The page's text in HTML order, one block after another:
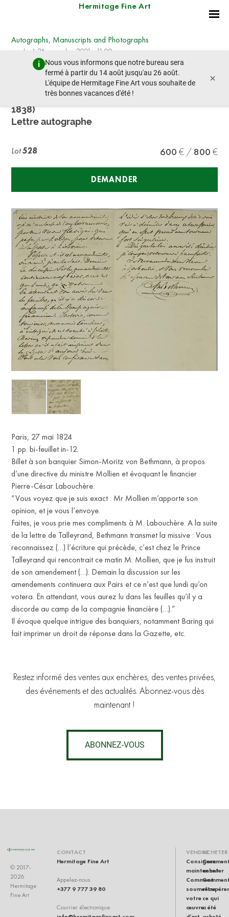
Hermitage Fine Art
Nous vous informons que notre bureau sera
fermé à partir du 14 août jusqu'au 26 août.
L'équipe de Hermitage Fine Art vous souhaite de
très bonnes vacances d'été !
×
Autographs, Manuscripts and Photographs
vendredi 26 novembre 2021 - 11:00
lot précédent lot suivant
CHARLES-MAURICE DE TALLEYRAND (1754-
1838)
Lettre autographe
Lot528 600 800
DEMANDER
Paris, 27 mai 1824
1 pp. bi-feuillet in-12.
Billet à son banquier Simon-Moritz von Bethmann, à propos
d’une directive du ministre Mollien et évoquant le financier
Pierre-César Labouchère.
“Vous voyez que je suis exact : Mr Mollien m’apporte son
opinion, et je vous l’envoye.
Faites, je vous prie mes compliments à M. Labouchère. A la suite
de la lettre de Talleyrand, Bethmann transmet la missive : Vous
reconnaissez (…) l’écriture qui précède, c’est chez le Prince
Talleyrand qui rencontrait ce matin M. Mollien, que je fus instruit
de son amendement (…). Demain la discussion sur les
amendements continuera aux Pairs et ce n’est que lundi qu’on
votera. En attendant, vous aurez lu dans les feuilles qu’il y a
discorde au camp de la compagnie financière (…).”
Il évoque quelque intrigue des banquiers, notamment Baring qui
fait imprimer un droit de réponse dans la Gazette, etc.
Restez informé des ventes aux enchères, des ventes privées,
des événements et des actualités. Abonnez-vous dès
maintenant !
ABONNEZ-VOUS
© 2017-
2026
Hermitage
Fine Art
CONTACT
Hermitage Fine Art
Appelez-nous
+377 9 777 39 80
Courrier électronique
VENDRE
Consignez
maintenant
Comment
soumettre
votre
œuvre
ACHETER
acheter
récupérer
ce qui
a été